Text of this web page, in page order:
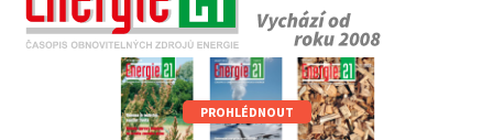
PROHLÉDNOUT